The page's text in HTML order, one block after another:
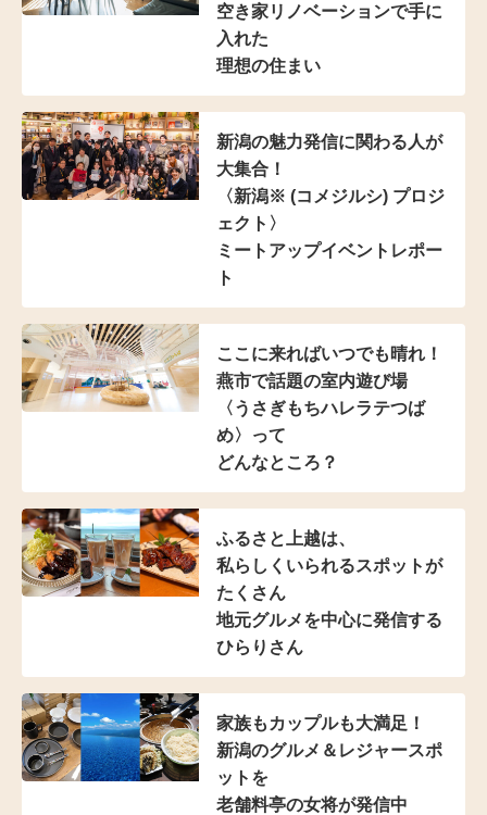
空き家リノベーションで手に
入れた
理想の住まい
新潟の魅力発信に関わる人が
大集合！
〈新潟※ (コメジルシ) プロジ
ェクト〉
ミートアップイベントレポー
ト
ここに来ればいつでも晴れ！
燕市で話題の室内遊び場
〈うさぎもちハレラテつば
め〉って
どんなところ？
ふるさと上越は、
私らしくいられるスポットが
たくさん
地元グルメを中心に発信する
ひらりさん
家族もカップルも大満足！
新潟のグルメ＆レジャースポ
ットを
老舗料亭の女将が発信中